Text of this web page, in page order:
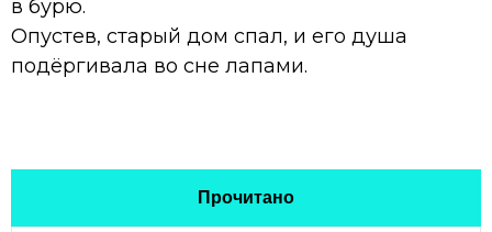
в бурю.
Опустев, старый дом спал, и его душа
подёргивала во сне лапами.
Прочитано